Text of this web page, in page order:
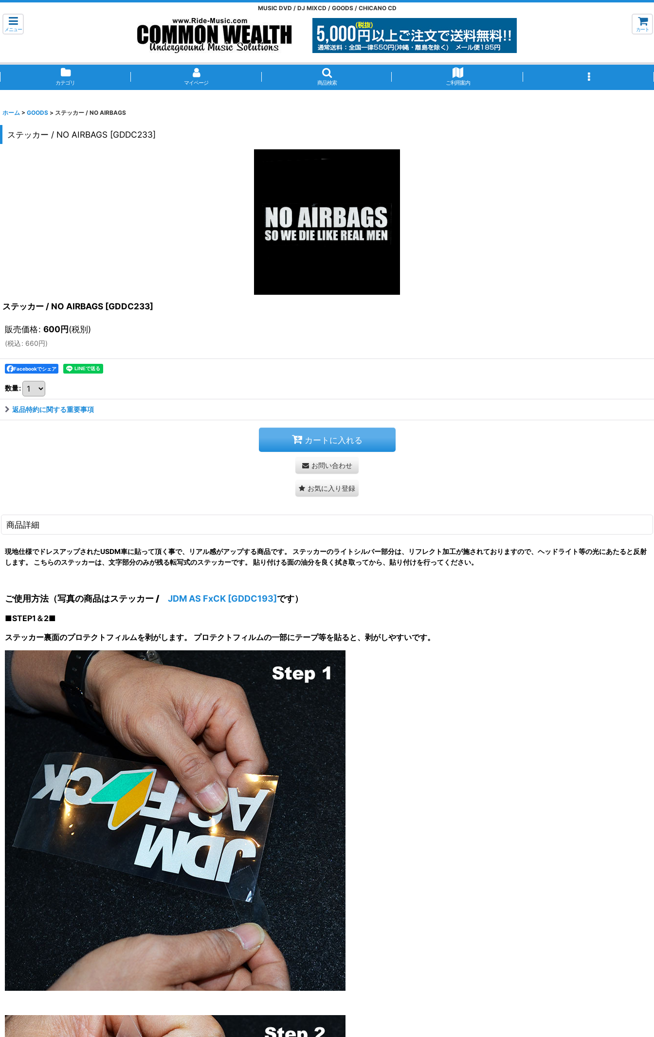
MUSIC DVD / DJ MIXCD / GOODS / CHICANO CD
メニュー カート
カテゴリ マイページ 商品検索 ご利用案内
ホーム > GOODS > ステッカー / NO AIRBAGS
ステッカー / NO AIRBAGS [GDDC233]
ステッカー / NO AIRBAGS [GDDC233]
販売価格: 600円(税別)
(税込: 660円)
Facebookでシェア
数量:
返品特約に関する重要事項
カートに入れる
お問い合わせ
お気に入り登録
商品詳細
現地仕様でドレスアップされたUSDM車に貼って頂く事で、リアル感がアップする商品です。 ステッカーのライトシルバー部分は、リフレクト加工が施されておりますので、ヘッドライト等の光にあたると反射
します。 こちらのステッカーは、文字部分のみが残る転写式のステッカーです。 貼り付ける面の油分を良く拭き取ってから、貼り付けを行ってください。
ご使用方法（写真の商品はステッカー / JDM AS FxCK [GDDC193] です）
■STEP1＆2■
ステッカー裏面のプロテクトフィルムを剥がします。 プロテクトフィルムの一部にテープ等を貼ると、剥がしやすいです。